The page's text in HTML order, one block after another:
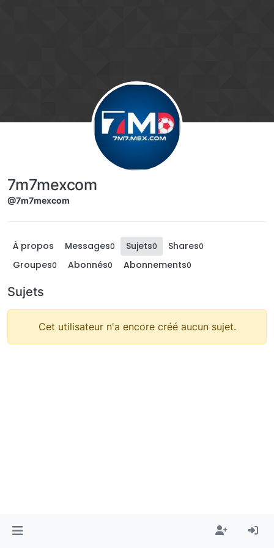
7m7mexcom
@7m7mexcom
À propos Messages0 Sujets0 Shares0
Groupes0 Abonnés0 Abonnements0
Sujets
Cet utilisateur n'a encore créé aucun sujet.